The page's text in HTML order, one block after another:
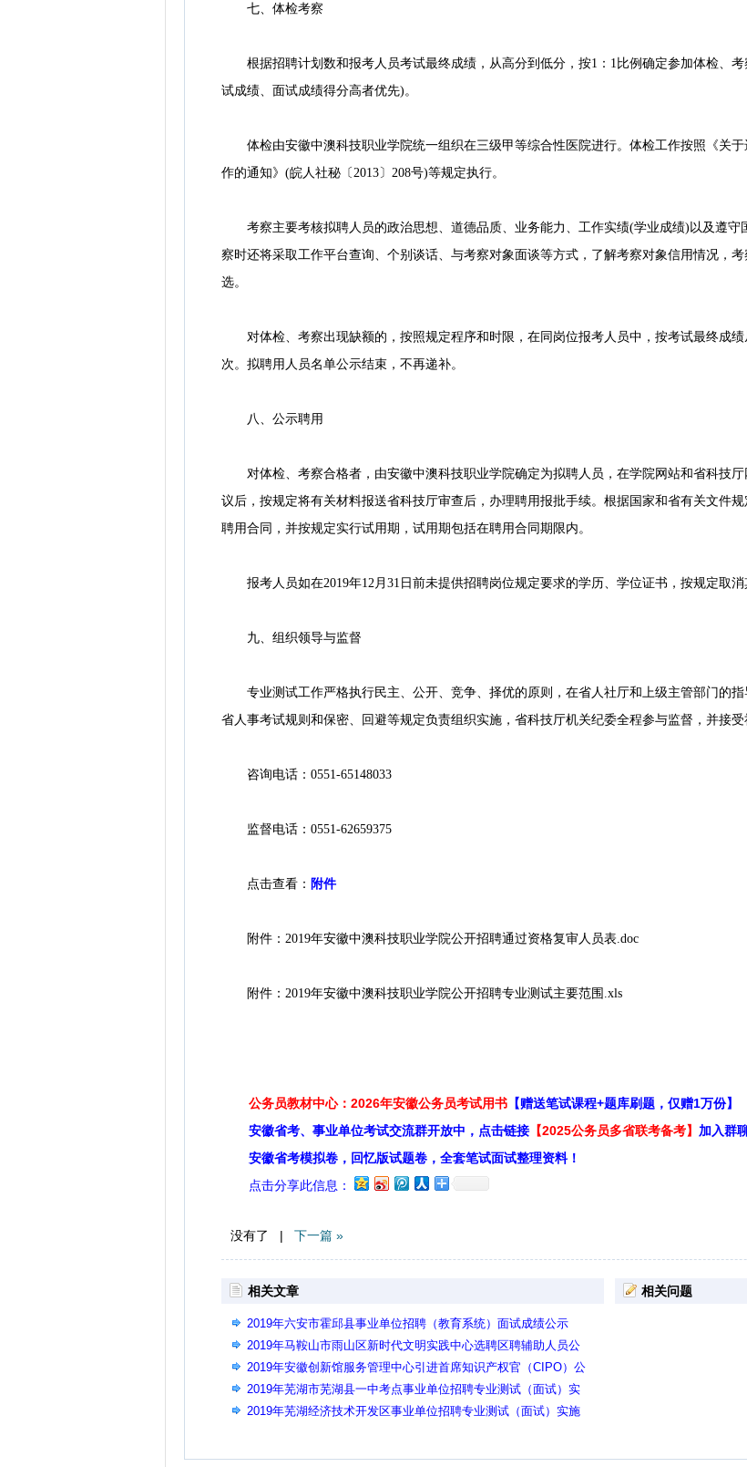
七、体检考察
根据招聘计划数和报考人员考试最终成绩，从高分到低分，按1：1比例确定参加体检、考
试成绩、面试成绩得分高者优先)。
体检由安徽中澳科技职业学院统一组织在三级甲等综合性医院进行。体检工作按照《关于
作的通知》(皖人社秘〔2013〕208号)等规定执行。
考察主要考核拟聘人员的政治思想、道德品质、业务能力、工作实绩(学业成绩)以及遵守
察时还将采取工作平台查询、个别谈话、与考察对象面谈等方式，了解考察对象信用情况，
选。
对体检、考察出现缺额的，按照规定程序和时限，在同岗位报考人员中，按考试最终成绩
次。拟聘用人员名单公示结束，不再递补。
八、公示聘用
对体检、考察合格者，由安徽中澳科技职业学院确定为拟聘人员，在学院网站和省科技厅
议后，按规定将有关材料报送省科技厅审查后，办理聘用报批手续。根据国家和省有关文件
聘用合同，并按规定实行试用期，试用期包括在聘用合同期限内。
报考人员如在2019年12月31日前未提供招聘岗位规定要求的学历、学位证书，按规定取消
九、组织领导与监督
专业测试工作严格执行民主、公开、竞争、择优的原则，在省人社厅和上级主管部门的指
省人事考试规则和保密、回避等规定负责组织实施，省科技厅机关纪委全程参与监督，并接受
咨询电话：0551-65148033
监督电话：0551-62659375
点击查看： 附件
附件：2019年安徽中澳科技职业学院公开招聘通过资格复审人员表.doc
附件：2019年安徽中澳科技职业学院公开招聘专业测试主要范围.xls
公务员教材中心：2026年安徽公务员考试用书 【赠送笔试课程+题库刷题，仅赠1万份】
安徽省考、事业单位考试交流群开放中，点击链接 【2025公务员多省联考备考】 加入群
安徽省考模拟卷，回忆版试题卷，全套笔试面试整理资料！
点击分享此信息：
没有了 | 下一篇 »
相关文章
2019年六安市霍邱县事业单位招聘（教育系统）面试成绩公示
2019年马鞍山市雨山区新时代文明实践中心选聘区聘辅助人员公
告
2019年安徽创新馆服务管理中心引进首席知识产权官（CIPO）公
告
2019年芜湖市芜湖县一中考点事业单位招聘专业测试（面试）实
施方案
2019年芜湖经济技术开发区事业单位招聘专业测试（面试）实施
相关问题